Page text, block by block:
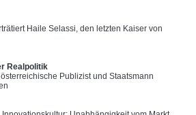
Haile Selassi, den letzten Kaiser von
Realpolitik
Publizist und Staatsmann